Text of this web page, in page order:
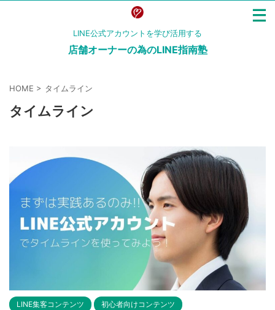
LINE公式アカウントを学び活用する
店舗オーナーの為のLINE指南塾
HOME > タイムライン
タイムライン
LINE集客コンテンツ 初心者向けコンテンツ